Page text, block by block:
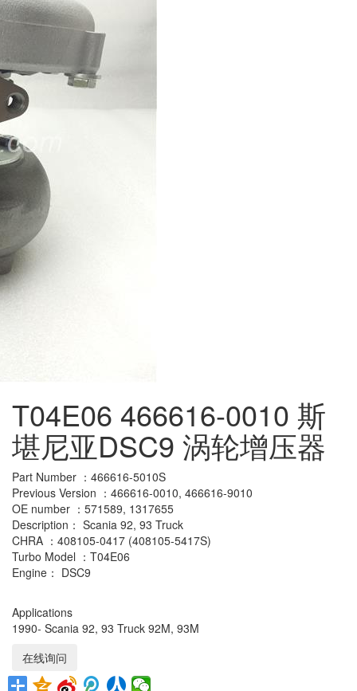
T04E06 466616-0010 斯
堪尼亚DSC9 涡轮增压器
Part Number ：466616-5010S
Previous Version ：466616-0010, 466616-9010
OE number ：571589, 1317655
Description： Scania 92, 93 Truck
CHRA ：408105-0417 (408105-5417S)
Turbo Model ：T04E06
Engine： DSC9
Applications
1990- Scania 92, 93 Truck 92M, 93M
在线询问